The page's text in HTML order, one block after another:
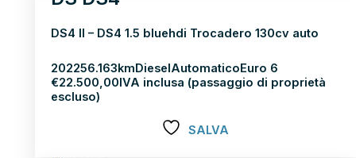
DS4 II – DS4 1.5 bluehdi Trocadero 130cv auto
202256.163kmDieselAutomaticoEuro 6
€22.500,00IVA inclusa (passaggio di proprietà
escluso)
SALVA